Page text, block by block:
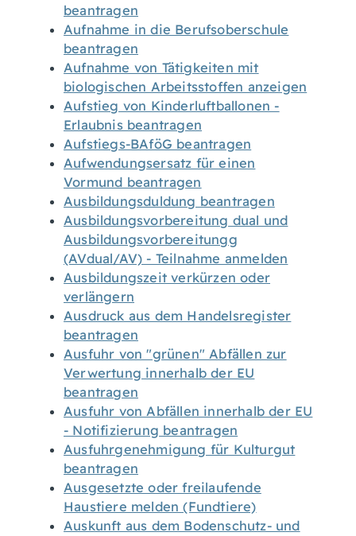
beantragen
Aufnahme in die Berufsoberschule
beantragen
Aufnahme von Tätigkeiten mit
biologischen Arbeitsstoffen anzeigen
Aufstieg von Kinderluftballonen -
Erlaubnis beantragen
Aufstiegs-BAföG beantragen
Aufwendungsersatz für einen
Vormund beantragen
Ausbildungsduldung beantragen
Ausbildungsvorbereitung dual und
Ausbildungsvorbereitungg
(AVdual/AV) - Teilnahme anmelden
Ausbildungszeit verkürzen oder
verlängern
Ausdruck aus dem Handelsregister
beantragen
Ausfuhr von "grünen" Abfällen zur
Verwertung innerhalb der EU
beantragen
Ausfuhr von Abfällen innerhalb der EU
- Notifizierung beantragen
Ausfuhrgenehmigung für Kulturgut
beantragen
Ausgesetzte oder freilaufende
Haustiere melden (Fundtiere)
Auskunft aus dem Bodenschutz- und